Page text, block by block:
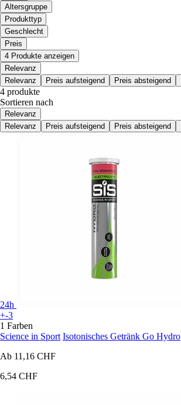
Altersgruppe
Produkttyp
Geschlecht
Preis
4 Produkte anzeigen
Relevanz
Relevanz
Preis aufsteigend Preis absteigend
4 produkte
Sortieren nach
Relevanz
Relevanz
Preis aufsteigend Preis absteigend
24h
+-3
1 Farben
Science in Sport Isotonisches Getränk Go Hydro
Ab 11,16 CHF
6,54 CHF